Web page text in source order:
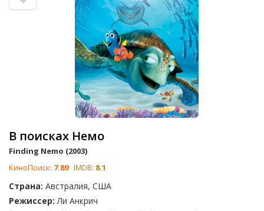
В поисках Немо
Finding Nemo (2003)
КиноПоиск: 7.89 IMDB: 8.1
Страна: Австралия, США
Режиссер: Ли Анкрич